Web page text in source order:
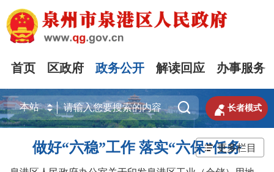
首页 区政府 政务公开 解读回应 办事服务
  长者模式
做好“六稳”工作 落实“六保”任务
更多栏目